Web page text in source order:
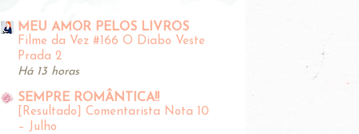
MEU AMOR PELOS LIVROS
Filme da Vez #166 O Diabo Veste
Prada 2
Há 13 horas
SEMPRE ROMÂNTICA!!
[Resultado] Comentarista Nota 10
– Julho